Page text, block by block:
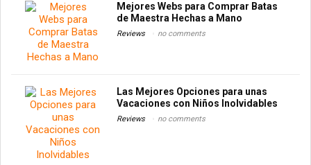
Mejores Webs para Comprar Batas
de Maestra Hechas a Mano
Reviews no comments
Las Mejores Opciones para unas
Vacaciones con Niños Inolvidables
Reviews no comments